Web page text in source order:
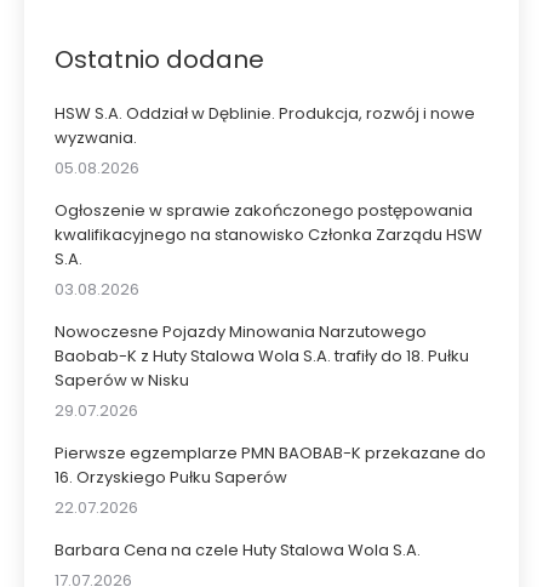
Ostatnio dodane
HSW S.A. Oddział w Dęblinie. Produkcja, rozwój i nowe
wyzwania.
05.08.2026
Ogłoszenie w sprawie zakończonego postępowania
kwalifikacyjnego na stanowisko Członka Zarządu HSW
S.A.
03.08.2026
Nowoczesne Pojazdy Minowania Narzutowego
Baobab-K z Huty Stalowa Wola S.A. trafiły do 18. Pułku
Saperów w Nisku
29.07.2026
Pierwsze egzemplarze PMN BAOBAB-K przekazane do
16. Orzyskiego Pułku Saperów
22.07.2026
Barbara Cena na czele Huty Stalowa Wola S.A.
17.07.2026